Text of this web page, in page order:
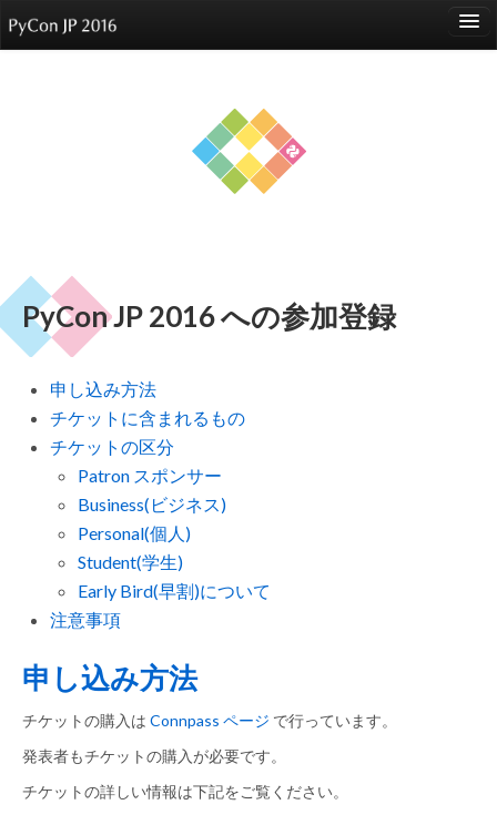
Sponsors
Participants
Reports
PyCon JP 2016 への参加登録
申し込み方法
チケットに含まれるもの
チケットの区分
Patron スポンサー
Business(ビジネス)
Personal(個人)
Student(学生)
Early Bird(早割)について
注意事項
申し込み方法
チケットの購入は Connpass ページ で行っています。
発表者もチケットの購入が必要です。
チケットの詳しい情報は下記をご覧ください。